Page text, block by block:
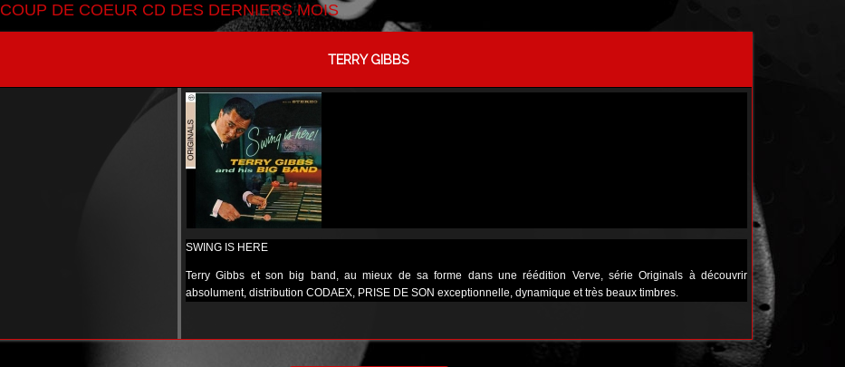
COUP DE COEUR CD DES DERNIERS MOIS
TERRY GIBBS
SWING IS HERE
Terry Gibbs et son big band, au mieux de sa forme dans une réédition Verve, série Originals à découvrir
absolument, distribution CODAEX, PRISE DE SON exceptionnelle, dynamique et très beaux timbres.